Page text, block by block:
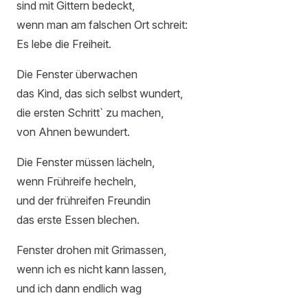
sind mit Gittern bedeckt,
wenn man am falschen Ort schreit:
Es lebe die Freiheit.
Die Fenster überwachen
das Kind, das sich selbst wundert,
die ersten Schritt` zu machen,
von Ahnen bewundert.
Die Fenster müssen lächeln,
wenn Frühreife hecheln,
und der frühreifen Freundin
das erste Essen blechen.
Fenster drohen mit Grimassen,
wenn ich es nicht kann lassen,
und ich dann endlich wag